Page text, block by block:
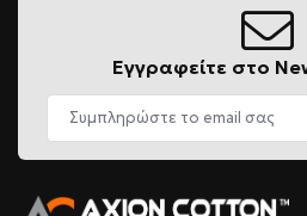
Εγγραφείτε στο